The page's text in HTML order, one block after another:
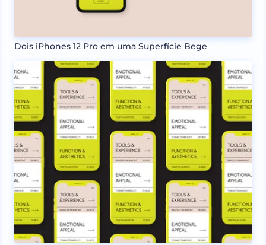
Dois iPhones 12 Pro em uma Superfície Bege